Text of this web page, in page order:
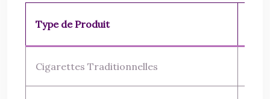
Type de Produit
Cigarettes Traditionnelles